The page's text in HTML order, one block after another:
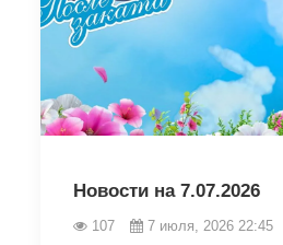
Новости на 7.07.2026
107 7 июля, 2026 22:45